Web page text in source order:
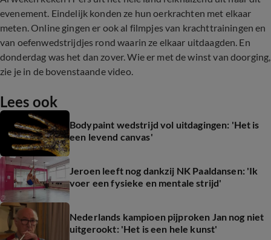
evenement. Eindelijk konden ze hun oerkrachten met elkaar
meten. Online gingen er ook al filmpjes van krachttrainingen en
van oefenwedstrijdjes rond waarin ze elkaar uitdaagden. En
donderdag was het dan zover. Wie er met de winst van doorging,
zie je in de bovenstaande video.
Lees ook
Bodypaint wedstrijd vol uitdagingen: 'Het is
een levend canvas'
Jeroen leeft nog dankzij NK Paaldansen: 'Ik
voer een fysieke en mentale strijd'
Nederlands kampioen pijproken Jan nog niet
uitgerookt: 'Het is een hele kunst'